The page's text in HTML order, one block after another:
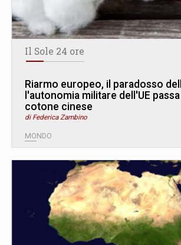
Il Sole 24 ore
Riarmo europeo, il paradosso
l'autonomia militare dell'UE
cotone cinese
di Federica Zambino
MONDO